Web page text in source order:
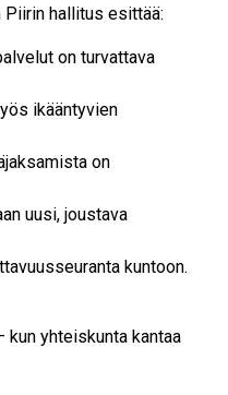
hallitus esittää:
on turvattava
ikääntyvien
on
uusi, joustava
kuntoon.
kun yhteiskunta kantaa